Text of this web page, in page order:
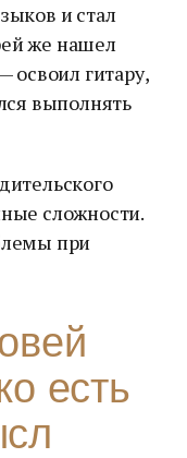
и стал
же нашел
освоил гитару,
выполнять
сложности.
при
есть